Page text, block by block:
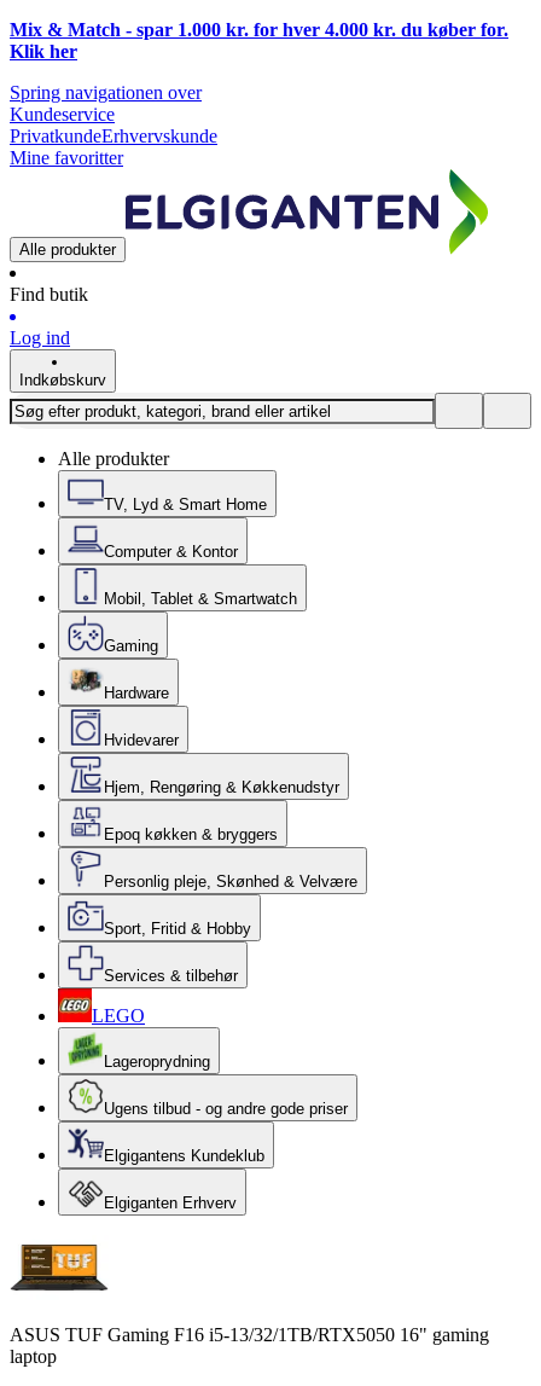
Mix & Match - spar 1.000 kr. for hver 4.000 kr. du køber for.
Klik her
Spring navigationen over
Kundeservice
PrivatkundeErhvervskunde
Mine favoritter
Alle produkter
Find butik
Log ind
Indkøbskurv
Alle produkter
TV, Lyd & Smart Home
Computer & Kontor
Mobil, Tablet & Smartwatch
Gaming
Hardware
Hvidevarer
Hjem, Rengøring & Køkkenudstyr
Epoq køkken & bryggers
Personlig pleje, Skønhed & Velvære
Sport, Fritid & Hobby
Services & tilbehør
LEGO
Lageroprydning
Ugens tilbud - og andre gode priser
Elgigantens Kundeklub
Elgiganten Erhverv
ASUS TUF Gaming F16 i5-13/32/1TB/RTX5050 16" gaming
laptop